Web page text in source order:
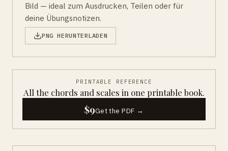
Bild — ideal zum Ausdrucken, Teilen oder für
deine Übungsnotizen.
PNG HERUNTERLADEN
PRINTABLE REFERENCE
All the chords and scales in one printable book.
$9Get the PDF →